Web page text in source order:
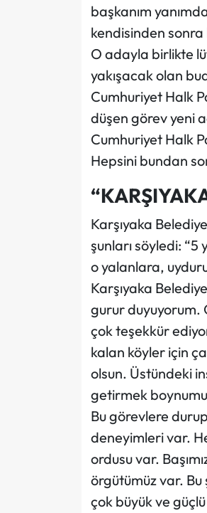
başkanım
kendisinden
O adayla birlikte
yakışacak olan
Cumhuriyet Halk
düşen görev yeni
Cumhuriyet Halk
Hepsini bundan
Karşıyaka
şunları söyledi: “5
o yalanlara,
Karşıyaka
gurur duyuyorum.
çok teşekkür
kalan köyler için
olsun. Üstündeki
getirmek
Bu görevlere
deneyimleri var.
ordusu var.
örgütümüz var.
çok büyük ve